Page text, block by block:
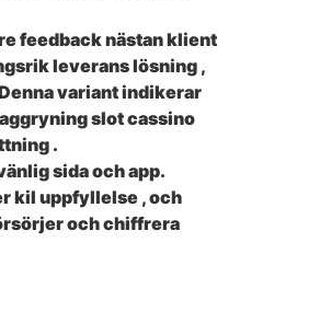
feedback nästan klient
leverans lösning ,
variant indikerar
slot cassino
.
sida och app.
kil uppfyllelse , och
och chiffrera